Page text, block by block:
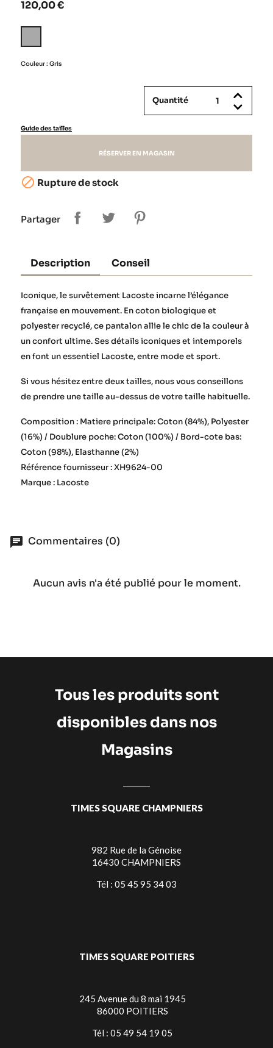
120,00 €
Couleur : Gris
Quantité
Guide des tailles
RÉSERVER EN MAGASIN
 Rupture de stock
Partager
Description Conseil
Iconique, le survêtement Lacoste incarne l’élégance
française en mouvement. En coton biologique et
polyester recyclé, ce pantalon allie le chic de la couleur à
un confort ultime. Ses détails iconiques et intemporels
en font un essentiel Lacoste, entre mode et sport.
Si vous hésitez entre deux tailles, nous vous conseillons
de prendre une taille au-dessus de votre taille habituelle.
Composition : Matiere principale: Coton (84%), Polyester
(16%) / Doublure poche: Coton (100%) / Bord-cote bas:
Coton (98%), Elasthanne (2%)
Référence fournisseur : XH9624-00
Marque : Lacoste
Commentaires (0)
Aucun avis n'a été publié pour le moment.
Tous les produits sont
disponibles dans nos
Magasins
TIMES SQUARE CHAMPNIERS
982 Rue de la Génoise
16430 CHAMPNIERS
Tél : 05 45 95 34 03
TIMES SQUARE POITIERS
245 Avenue du 8 mai 1945
86000 POITIERS
Tél : 05 49 54 19 05